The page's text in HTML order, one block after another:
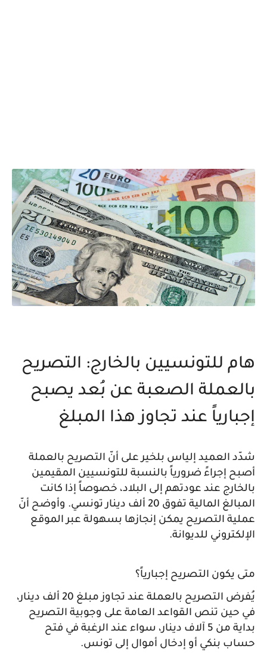
هام للتونسيين بالخارج: التصريح
بالعملة الصعبة عن بُعد يصبح
إجبارياً عند تجاوز هذا المبلغ
شدّد العميد إلياس بلخير على أنّ التصريح بالعملة
أصبح إجراءً ضرورياً بالنسبة للتونسيين المقيمين
بالخارج عند عودتهم إلى البلاد، خصوصاً إذا كانت
المبالغ المالية تفوق 20 ألف دينار تونسي. وأوضح أنّ
عملية التصريح يمكن إنجازها بسهولة عبر الموقع
الإلكتروني للديوانة.
متى يكون التصريح إجبارياً؟
يُفرض التصريح بالعملة عند تجاوز مبلغ 20 ألف دينار،
في حين تنص القواعد العامة على وجوبية التصريح
بداية من 5 آلاف دينار، سواء عند الرغبة في فتح
حساب بنكي أو إدخال أموال إلى تونس.